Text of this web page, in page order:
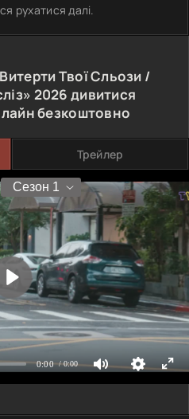
рухатися далі.
Твої Сльози /
2026 дивитися
безкоштовно
Трейлер